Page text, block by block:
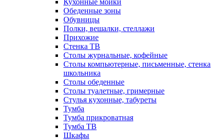
Обеденные зоны
Обувницы
Полки, вешалки, стеллажи
Прихожие
Стенка ТВ
Столы журнальные, кофейные
Столы компьютерные, письменные, стенка
школьника
Столы обеденные
Столы туалетные, гримерные
Стулья кухонные, табуреты
Тумба
Тумба прикроватная
Тумба ТВ
Шкафы